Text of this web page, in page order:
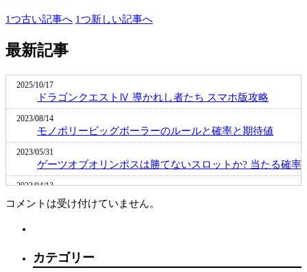
1つ古い記事へ 1つ新しい記事へ
最新記事
2025/10/17
ドラゴンクエストⅣ 導かれし者たち スマホ版攻略
2023/08/14
モノポリービッグボーラーのルールと確率と期待値
2023/05/31
ゲーツオブオリンポスは勝てないスロットか? 当たる確率
2023/04/13
メガボールの確率と期待と勝率を実戦から推測してみる
2022/10/12
金融緩和と国債の関係が招く海外との金利差拡大と円安
コメントは受け付けていません。
カテゴリー